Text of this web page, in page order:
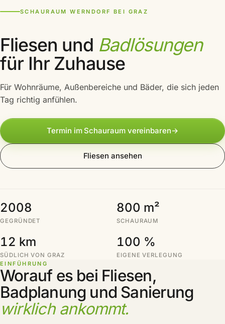
SCHAURAUM WERNDORF BEI GRAZ
Fliesen und Badlösungen
für Ihr Zuhause
Für Wohnräume, Außenbereiche und Bäder, die sich jeden
Tag richtig anfühlen.
Termin im Schauraum vereinbaren→
Fliesen ansehen
2008
GEGRÜNDET
800 m²
SCHAURAUM
12 km
SÜDLICH VON GRAZ
100 %
EIGENE VERLEGUNG
EINFÜHRUNG
Worauf es bei Fliesen,
Badplanung und Sanierung
wirklich ankommt.